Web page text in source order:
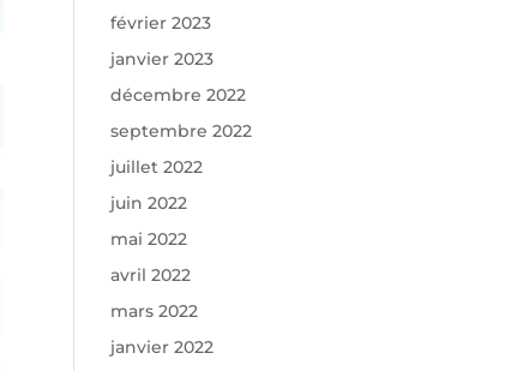
février 2023
janvier 2023
décembre 2022
septembre 2022
juillet 2022
juin 2022
mai 2022
avril 2022
mars 2022
janvier 2022